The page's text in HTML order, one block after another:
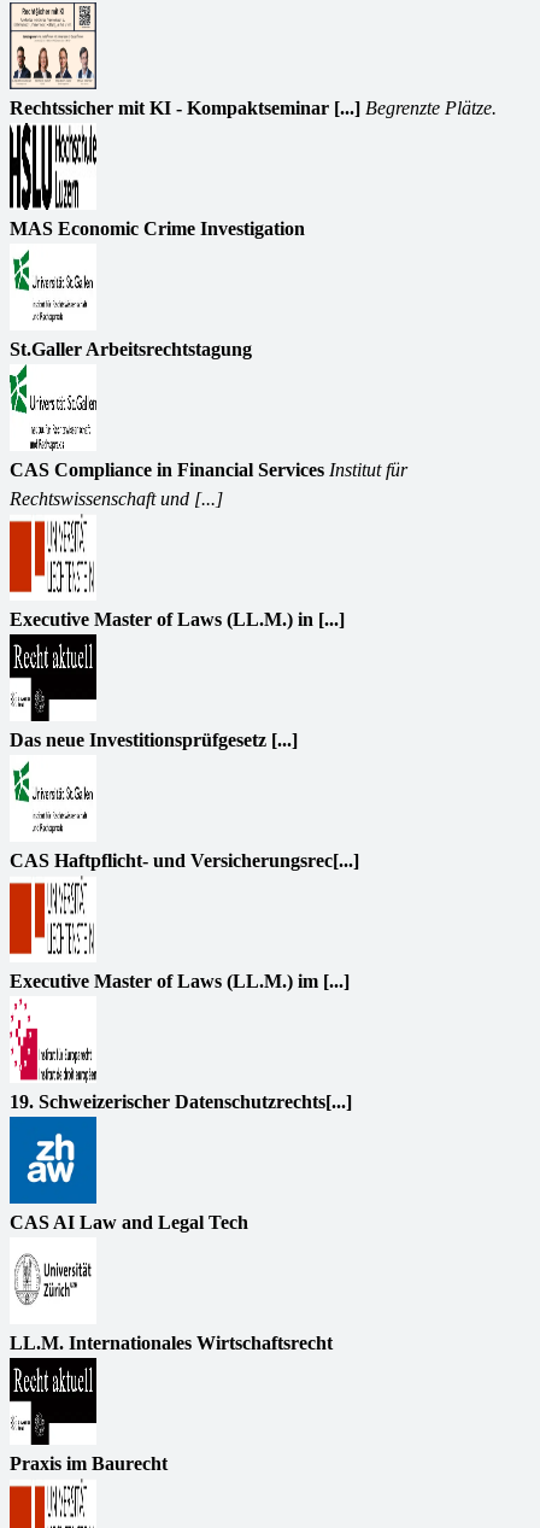
Rechtssicher mit KI - Kompaktseminar [...] Begrenzte Plätze.
MAS Economic Crime Investigation
St.Galler Arbeitsrechtstagung
CAS Compliance in Financial Services Institut für
Rechtswissenschaft und [...]
Executive Master of Laws (LL.M.) in [...]
Das neue Investitionsprüfgesetz [...]
CAS Haftpflicht- und Versicherungsrec[...]
Executive Master of Laws (LL.M.) im [...]
19. Schweizerischer Datenschutzrechts[...]
CAS AI Law and Legal Tech
LL.M. Internationales Wirtschaftsrecht
Praxis im Baurecht